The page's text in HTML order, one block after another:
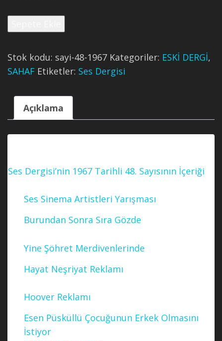
Dergisi’nin
Tarihli
48.
Sayısı
Stok kodu: sayi-48-1967 Kategoriler: ESKİ DERGİ,
SAHAF Etiketler: Ses Dergisi
Açıklama
Ses Dergisi’nin 1967 Tarihli 48. Sayısının İçeriği
Ses Sinema Artistleri Yarışması
Burundan Sonra Sıra Gözde
Yine Şöhret Merdivenlerinde
Hayat Neşriyat Reklamı
Hoover Reklamı
Esen Püsküllü Çocuğunun Erkek Olmasını
İstiyor